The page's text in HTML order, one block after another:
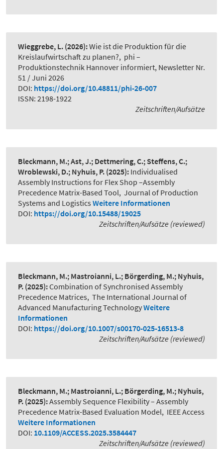
Wieggrebe, L. (2026):Wie ist die Produktion für die
Kreislaufwirtschaft zu planen?, phi –
Produktionstechnik Hannover informiert, Newsletter Nr.
51 / Juni 2026
DOI: https://doi.org/10.48811/phi-26-007
ISSN: 2198-1922
Zeitschriften/Aufsätze
Bleckmann, M.; Ast, J.; Dettmering, C.; Steffens, C.;
Wroblewski, D.; Nyhuis, P. (2025): Individualised
Assembly Instructions for Flex Shop –Assembly
Precedence Matrix-Based Tool, Journal of Production
Systems and Logistics Weitere Informationen
DOI: https://doi.org/10.15488/19025
Zeitschriften/Aufsätze (reviewed)
Bleckmann, M.; Mastroianni, L.; Börgerding, M.; Nyhuis,
P. (2025):Combination of Synchronised Assembly
Precedence Matrices, The International Journal of
Advanced Manufacturing TechnologyWeitere
Informationen
DOI: https://doi.org/10.1007/s00170-025-16513-8
Zeitschriften/Aufsätze (reviewed)
Bleckmann, M.; Mastroianni, L.; Börgerding, M.; Nyhuis,
P. (2025):Assembly Sequence Flexibility – Assembly
Precedence Matrix-Based Evaluation Model, IEEE Access
Weitere Informationen
DOI: 10.1109/ACCESS.2025.3584447
Zeitschriften/Aufsätze (reviewed)